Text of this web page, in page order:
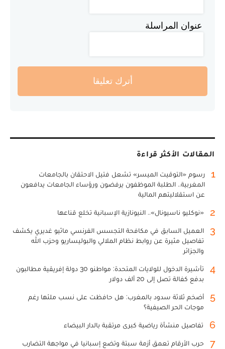
عنوان المراسلة
أترك تعليقا
المقالات الأكثر قراءة
1
رسوم «التوقيت الميسر» تشعل فتيل الاحتقان بالجامعات
المغربية.. الطلبة الموظفون يرفضون ورؤساء الجامعات يدافعون
عن استقلاليتهم المالية
2 «نوكليو ناسيونال».. النيونازية الإسبانية تخلع قناعها
3
العميل السابق في مكافحة التجسس الفرنسي ماثيو غديري يكشف
تفاصيل مثيرة عن روابط نظام الملالي والبوليساريو وحزب الله
والجزائر
4
تأشيرة الدخول للولايات المتحدة: مواطنو 30 دولة إفريقية مطالبون
بدفع كفالة تصل إلى 20 ألف دولار
5
أضخم ثلاثة سدود بالمغرب: هل حافظت على نسب ملئها رغم
موجات الحر الصيفية؟
6 تفاصيل منشأة رياضية كبرى مرتقبة بالدار البيضاء
7
حرب الأرقام تعمق أزمة سبتة وتضع إسبانيا في مواجهة التضارب